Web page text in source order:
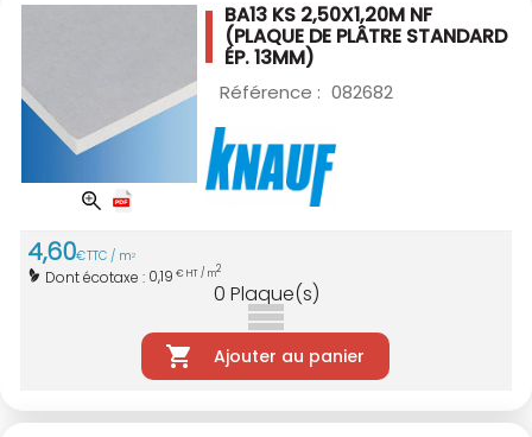
BA13 KS 2,50X1,20M NF
(PLAQUE DE PLÂTRE STANDARD
ÉP. 13MM)
Référence : 082682
4,60€TTC / m2
Dont écotaxe : 0,19 € HT / m2
0 Plaque(s)
Ajouter au panier